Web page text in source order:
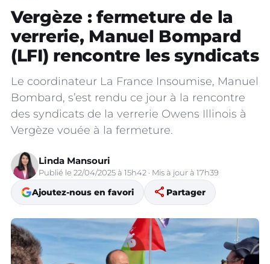
Vergèze : fermeture de la
verrerie, Manuel Bompard
(LFI) rencontre les syndicats
Le coordinateur La France Insoumise, Manuel
Bombard, s’est rendu ce jour à la rencontre
des syndicats de la verrerie Owens Illinois à
Vergèze vouée à la fermeture.
Linda Mansouri
Publié le 22/04/2025 à 15h42 · Mis à jour à 17h39
Ajoutez-nous en favori share Partager